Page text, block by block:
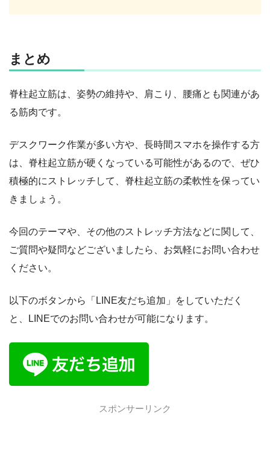
まとめ
脊柱起立筋は、姿勢の維持や、肩こり、腰痛とも関連があ
る筋肉です。
デスクワーク作業が多い方や、長時間スマホを操作する方
は、脊柱起立筋が硬くなっている可能性があるので、ぜひ
積極的にストレッチして、脊柱起立筋の柔軟性を保ってい
きましょう。
今回のテーマや、その他のストレッチ方法などに関して、
ご質問や疑問などございましたら、お気軽にお問い合わせ
ください。
以下のボタンから「LINE友だち追加」をしていただく
と、LINEでのお問い合わせが可能になります。
スポンサーリンク